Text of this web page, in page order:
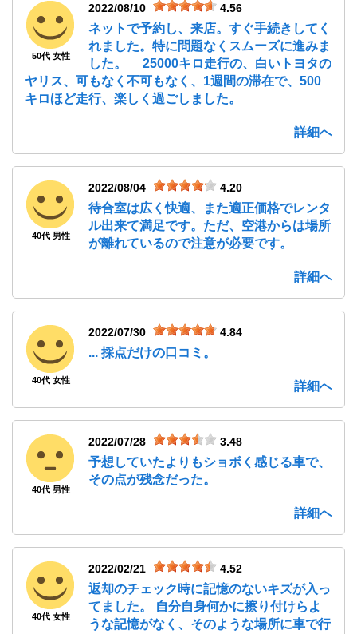
50代 女性
2022/08/10 4.56
ネットで予約し、来店。すぐ手続きしてく
れました。特に問題なくスムーズに進みま
した。 25000キロ走行の、白いトヨタの
ヤリス、可もなく不可もなく、1週間の滞在で、500
キロほど走行、楽しく過ごしました。
詳細へ
40代 男性
2022/08/04 4.20
待合室は広く快適、また適正価格でレンタ
ル出来て満足です。ただ、空港からは場所
が離れているので注意が必要です。
詳細へ
40代 女性
2022/07/30 4.84
... 採点だけの口コミ。
詳細へ
40代 男性
2022/07/28 3.48
予想していたよりもショボく感じる車で、
その点が残念だった。
詳細へ
40代 女性
2022/02/21 4.52
返却のチェック時に記憶のないキズが入っ
てました。 自分自身何かに擦り付けらよ
うな記憶がなく、そのような場所に車で行